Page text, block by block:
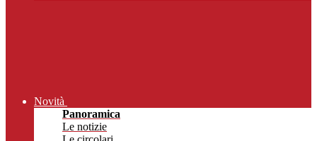
Novità
Panoramica
Le notizie